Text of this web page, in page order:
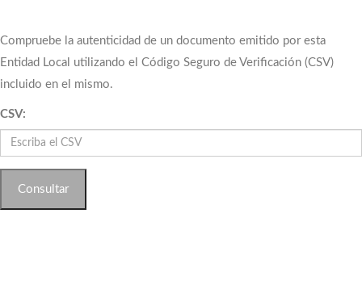
Compruebe la autenticidad de un documento emitido por esta
Entidad Local utilizando el Código Seguro de Verificación (CSV)
incluido en el mismo.
CSV:
Consultar